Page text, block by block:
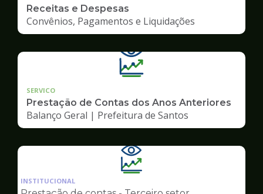
Receitas e Despesas
Convênios, Pagamentos e Liquidações
SERVICO
Prestação de Contas dos Anos Anteriores
Balanço Geral | Prefeitura de Santos
Ilustração
da
pagina
INSTITUCIONAL